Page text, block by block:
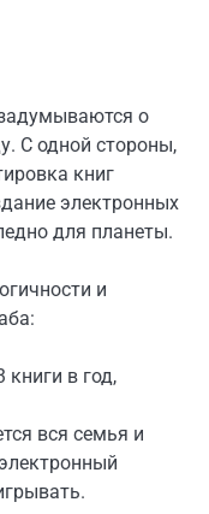
о
С одной стороны,
книг
электронных
для планеты.
и
книги в год,
вся семья и